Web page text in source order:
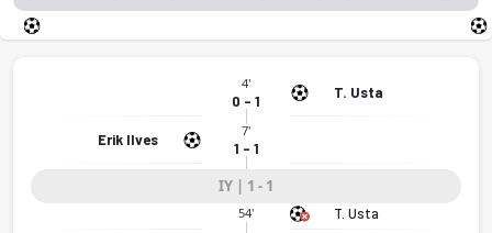
4'
0 - 1 T. Usta
Erik Ilves
7'
1 - 1
IY | 1 - 1
54' T. Usta